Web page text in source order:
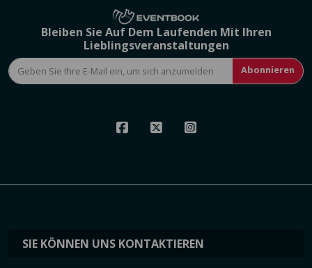
Bleiben Sie Auf Dem Laufenden Mit Ihren
Lieblingsveranstaltungen
Abonnieren
SIE KÖNNEN UNS KONTAKTIEREN